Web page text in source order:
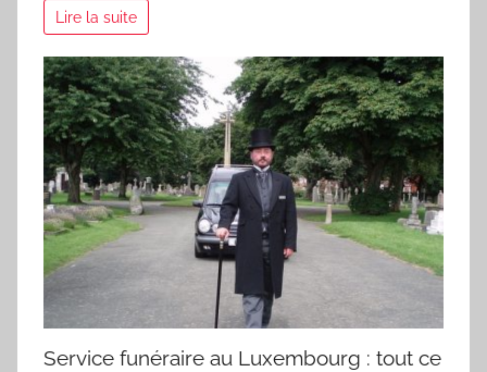
Lire la suite
Service funéraire au Luxembourg : tout ce